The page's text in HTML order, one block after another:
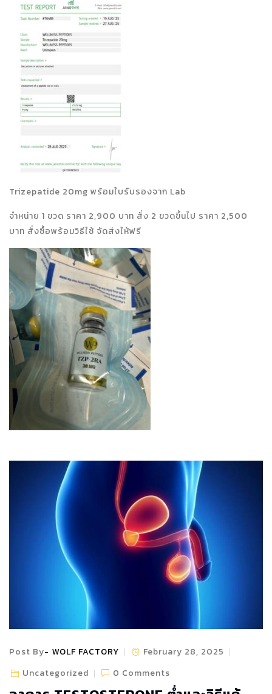
Trizepatide 20mg พร้อมใบรับรองจาก Lab
จำหน่าย 1 ขวด ราคา 2,900 บาท สั่ง 2 ขวดขึ้นไป ราคา 2,500
บาท สั่งซื้อพร้อมวิธีใช้ จัดส่งให้ฟรี
Post By WOLF FACTORY
February 28, 2025
Uncategorized
0 Comments